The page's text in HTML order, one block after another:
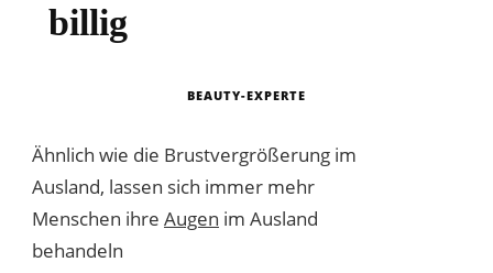
billig
BEAUTY-EXPERTE
Ähnlich wie die Brustvergrößerung im
Ausland, lassen sich immer mehr
Menschen ihre Augen im Ausland
behandeln